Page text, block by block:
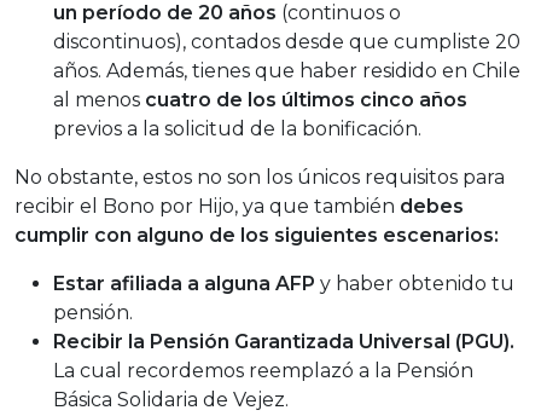
un período de 20 años (continuos o
discontinuos), contados desde que cumpliste 20
años. Además, tienes que haber residido en Chile
al menos cuatro de los últimos cinco años
previos a la solicitud de la bonificación.
No obstante, estos no son los únicos requisitos para
recibir el Bono por Hijo, ya que también debes
cumplir con alguno de los siguientes escenarios:
Estar afiliada a alguna AFP y haber obtenido tu
pensión.
Recibir la Pensión Garantizada Universal (PGU).
La cual recordemos reemplazó a la Pensión
Básica Solidaria de Vejez.